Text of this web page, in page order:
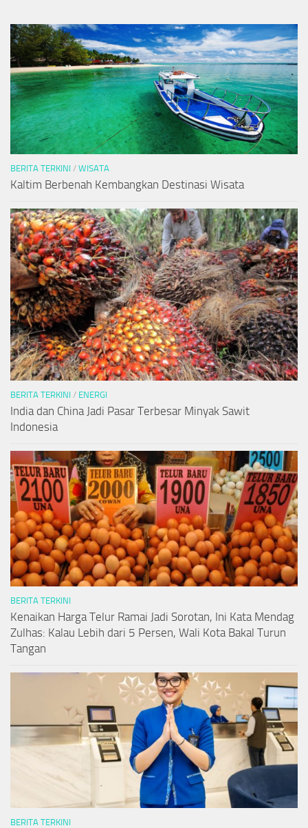
BERITA TERKINI / WISATA
Kaltim Berbenah Kembangkan Destinasi Wisata
BERITA TERKINI / ENERGI
India dan China Jadi Pasar Terbesar Minyak Sawit
Indonesia
BERITA TERKINI
Kenaikan Harga Telur Ramai Jadi Sorotan, Ini Kata Mendag
Zulhas: Kalau Lebih dari 5 Persen, Wali Kota Bakal Turun
Tangan
BERITA TERKINI